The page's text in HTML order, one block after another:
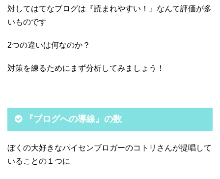
対してはてなブログは『読まれやすい！』なんて評価が多
いものです
2つの違いは何なのか？
対策を練るためにまず分析してみましょう！
『ブログへの導線』の数
ぼくの大好きなパイセンブロガーのコトリさんが提唱して
いることの１つに